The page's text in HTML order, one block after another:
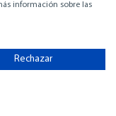
28. APRIL 2024
información sobre las
Rechazar